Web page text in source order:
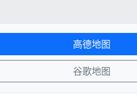
高德地图
谷歌地图